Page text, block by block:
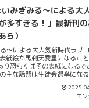
という。ちょっと複雑だが
式会社はそのHPからわかる
立」して法人化された経緯
門の市場として超音波機器を
ップを見た感じかなり技術
ーグッズも取り扱っている
中で愛知県...
みぎみる～による大
多すぎる！」最新刊
ら）
～による大人気新時代ラブ
紙絵が馬剃天愛星になるこ
恐らくばその表紙になるで
主な話題は生徒会選挙にな
あって今一番興味深い人物
負けヒロインが多すぎる！
エ